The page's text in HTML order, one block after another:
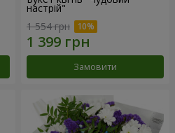
настрій"
1 554 грн
Замовити